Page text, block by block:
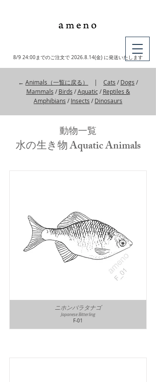
8/9 24:00までのご注文で 2026.8.14(金) に発送いたします
← Animals（一覧に戻る） | Cats / Dogs /
Mammals / Birds /Aquatic/ Reptiles &
Amphibians / Insects / Dinosaurs
動物一覧
水の生き物 Aquatic Animals
ニホンバラタナゴ
F-01
Japanese Bitterling